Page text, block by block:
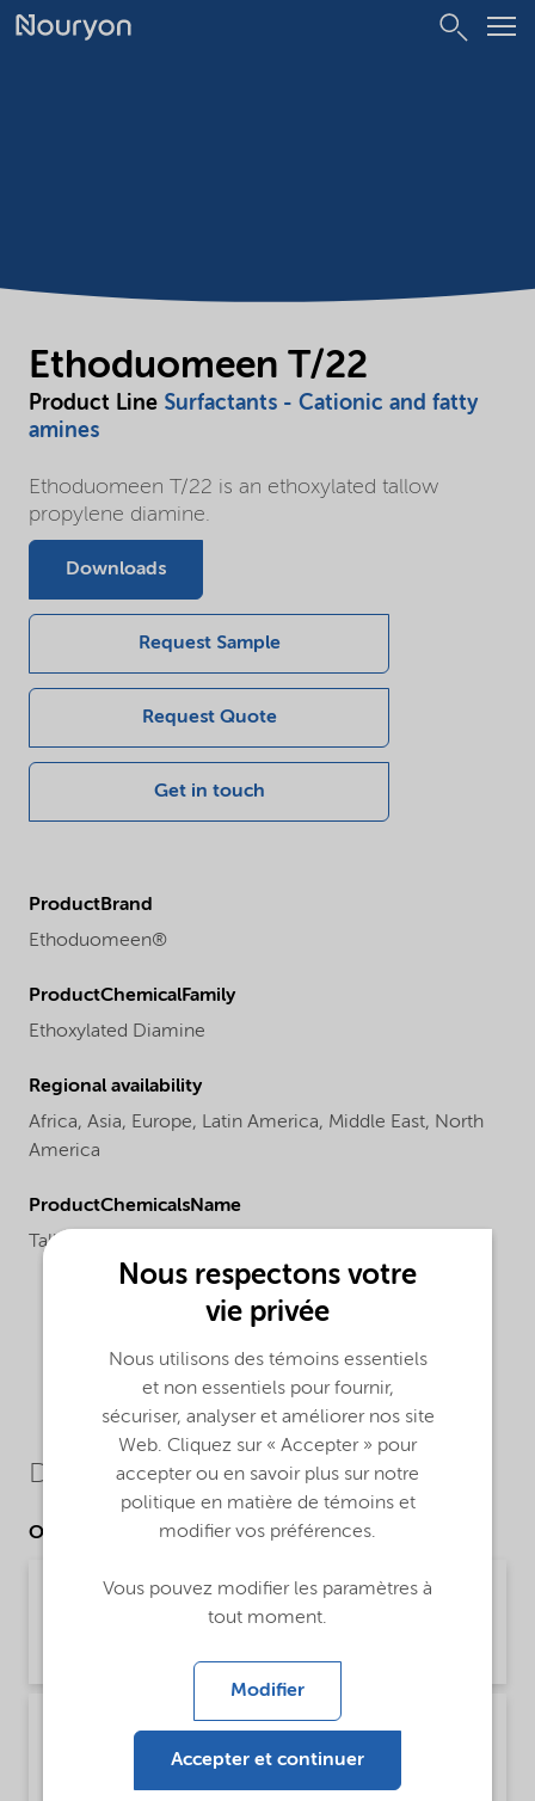
Ethoduomeen T/22
Product Line Surfactants - Cationic and fatty
amines
Ethoduomeen T/22 is an ethoxylated tallow
propylene diamine.
Downloads
Request Sample
Request Quote
Get in touch
ProductBrand
Ethoduomeen®
ProductChemicalFamily
Ethoxylated Diamine
Regional availability
Africa, Asia, Europe, Latin America, Middle East, North
America
ProductChemicalsName
Tallow alkyldiamine ethoxylate
Downloads
Other Documents
Brochure Oilfield Chemicals Product Range -
Brochure Oilfield Corrosion Inhibitors - Global
Nous respectons votre
vie privée
Nous utilisons des témoins essentiels
et non essentiels pour fournir,
sécuriser, analyser et améliorer nos site
Web. Cliquez sur « Accepter » pour
accepter ou en savoir plus sur notre
politique en matière de témoins et
modifier vos préférences.
Vous pouvez modifier les paramètres à
tout moment.
Modifier
Accepter et continuer